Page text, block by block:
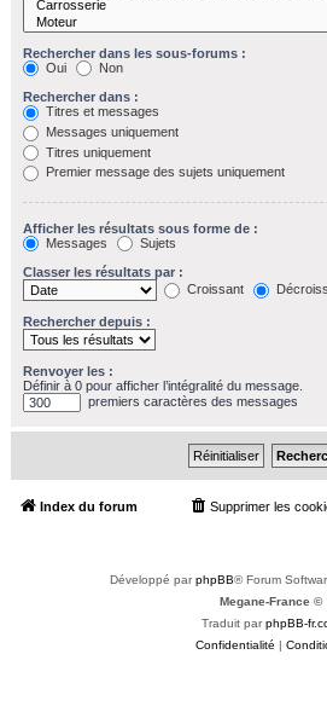
Rechercher dans les sous-forums :
Oui
Non
Rechercher dans :
Titres et messages
Messages uniquement
Titres uniquement
Premier message des sujets uniquement
Afficher les résultats sous forme de :
Messages
Sujets
Classer les résultats par :
Croissant
Rechercher depuis :
Renvoyer les :
Définir à 0 pour afficher l’intégralité du message.
premiers caractères des messages
Index du forum Supprimer les
Développé parphpBB® Forum
Megane-France ©
Traduit parphpBB-
Confidentialité